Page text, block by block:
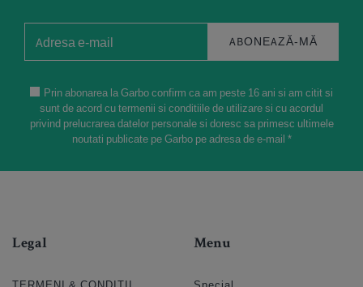
ABONEAZĂ-MĂ
Prin abonarea la Garbo confirm ca am peste 16 ani si am citit si
sunt de acord cu termenii si conditiile de utilizare si cu acordul
privind prelucrarea datelor personale si doresc sa primesc ultimele
noutati publicate pe Garbo pe adresa de e-mail *
Legal Menu